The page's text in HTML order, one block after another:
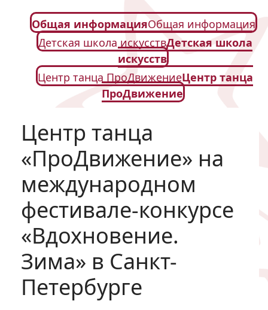
Общая информацияОбщая информация
Детская школа искусствДетская школа
искусств
Центр танца ПроДвижениеЦентр танца
ПроДвижение
Центр танца
«ПроДвижение» на
международном
фестивале-конкурсе
«Вдохновение.
Зима» в Санкт-
Петербурге